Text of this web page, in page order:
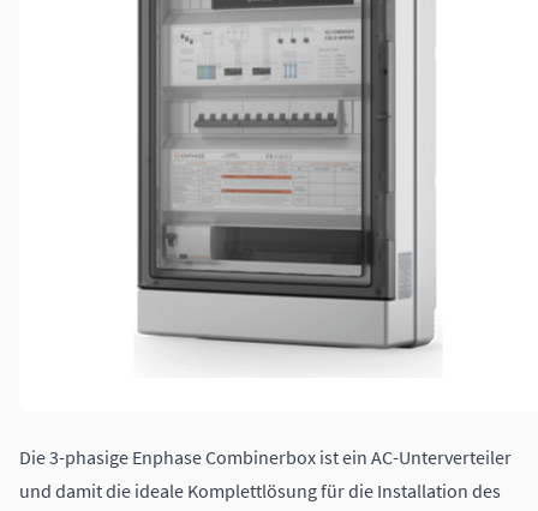
Die 3-phasige Enphase Combinerbox ist ein AC-Unterverteiler
und damit die ideale Komplettlösung für die Installation des